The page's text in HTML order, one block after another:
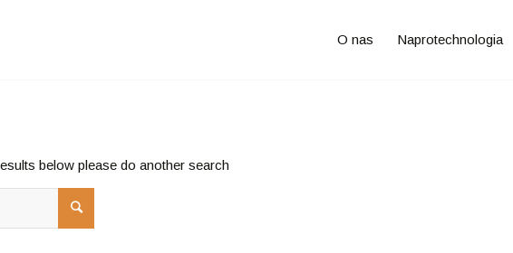
O nas Naprotechnologia
below please do another search